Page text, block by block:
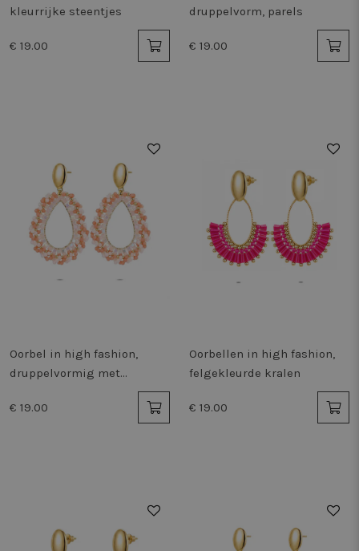
kleurrijke steentjes
€ 19.00
druppelvorm, parels
€ 19.00
Oorbel in high fashion,
druppelvormig met
€ 19.00
Oorbellen in high fashion,
felgekleurde kralen
€ 19.00